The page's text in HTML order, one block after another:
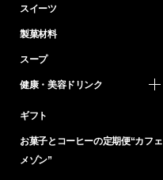
スイーツ
製菓材料
スープ
健康・美容ドリンク
ギフト
お菓子とコーヒーの定期便“カフェ
メゾン”